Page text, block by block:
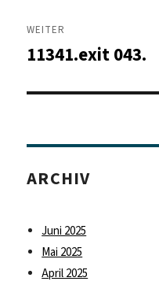
WEITER
Nächster
11341.exit 043.
ARCHIV
Juni 2025
Mai 2025
April 2025